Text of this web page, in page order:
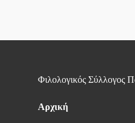
Φιλολογικός Σύλλογος
Αρχική